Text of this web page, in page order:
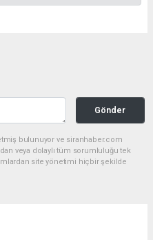
Gönder
bulunuyor ve siranhaber.com
veya dolaylı tüm sorumluluğu tek
site yönetimi hiçbir şekilde